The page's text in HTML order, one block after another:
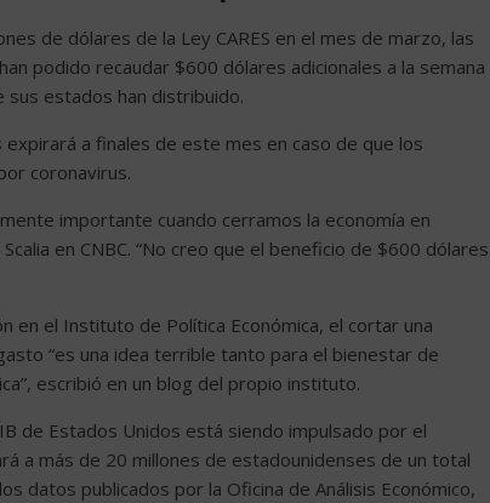
de dólares de la Ley CARES en el mes de marzo, las
podido recaudar $600 dólares adicionales a la semana
estados han distribuido.
a finales de este mes en caso de que los
coronavirus.
importante cuando cerramos la economía en
en CNBC. “No creo que el beneficio de $600 dólares
en el Instituto de Política Económica, el cortar una
“es una idea terrible tanto para el bienestar de
escribió en un blog del propio instituto.
de Estados Unidos está siendo impulsado por el
a más de 20 millones de estadounidenses de un total
datos publicados por la Oficina de Análisis Económico,